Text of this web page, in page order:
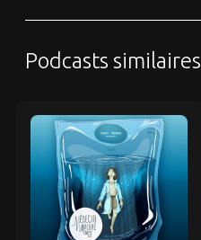
Podcasts similaires